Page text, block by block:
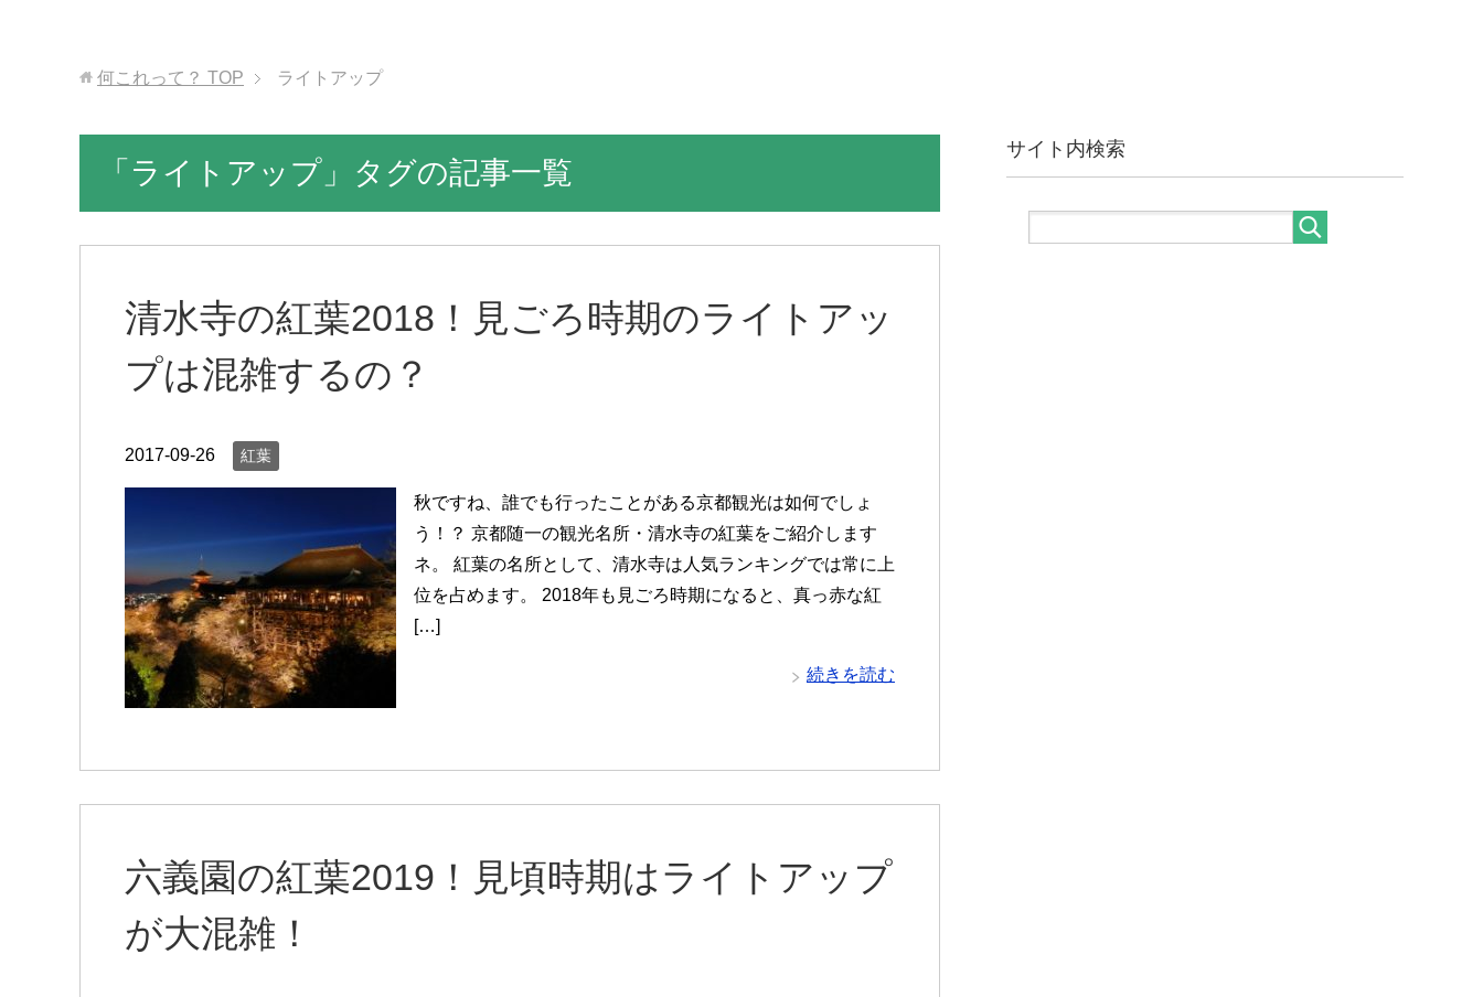
何これって？ TOP ライトアップ
「ライトアップ」タグの記事一覧
清水寺の紅葉2018！見ごろ時期のライトアッ
プは混雑するの？
2017-09-26 紅葉
秋ですね、誰でも行ったことがある京都観光は如何でしょ
う！？ 京都随一の観光名所・清水寺の紅葉をご紹介します
ネ。 紅葉の名所として、清水寺は人気ランキングでは常に上
位を占めます。 2018年も見ごろ時期になると、真っ赤な紅
[…]
続きを読む
六義園の紅葉2019！見頃時期はライトアップ
が大混雑！
サイト内検索